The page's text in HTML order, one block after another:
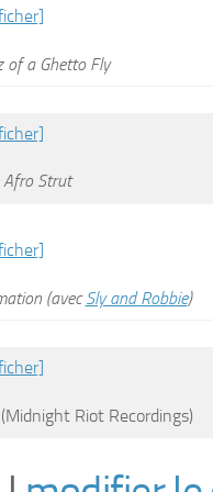
of a Ghetto Fly
Afro Strut
(avecSly and Robbie)
(Midnight Riot Recordings)